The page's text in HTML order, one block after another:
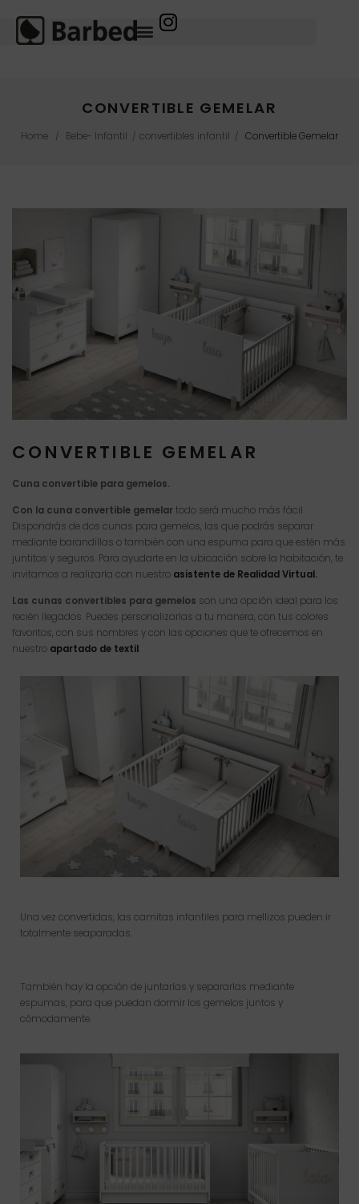
CONVERTIBLE GEMELAR
Home / Bebe- Infantil / convertibles infantil / Convertible Gemelar
CONVERTIBLE GEMELAR
Cuna convertible para gemelos.
Con la cuna convertible gemelar todo será mucho más fácil.
Dispondrás de dos cunas para gemelos, las que podrás separar
mediante barandillas o también con una espuma para que estén más
juntitos y seguros. Para ayudarte en la ubicación sobre la habitación, te
invitamos a realizarla con nuestro asistente de Realidad Virtual.
Las cunas convertibles para gemelos son una opción ideal para los
recién llegados. Puedes personalizarlas a tu manera, con tus colores
favoritos, con sus nombres y con las opciones que te ofrecemos en
nuestro apartado de textil
Una vez convertidas, las camitas infantiles para mellizos pueden ir
totalmente seaparadas.
También hay la opción de juntarlas y separarlas mediante
espumas, para que puedan dormir los gemelos juntos y
cómodamente.